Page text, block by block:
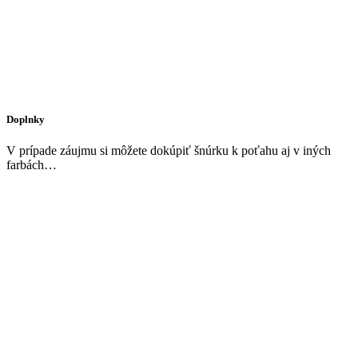
Doplnky
V prípade záujmu si môžete dokúpiť šnúrku k poťahu aj v iných
farbách…